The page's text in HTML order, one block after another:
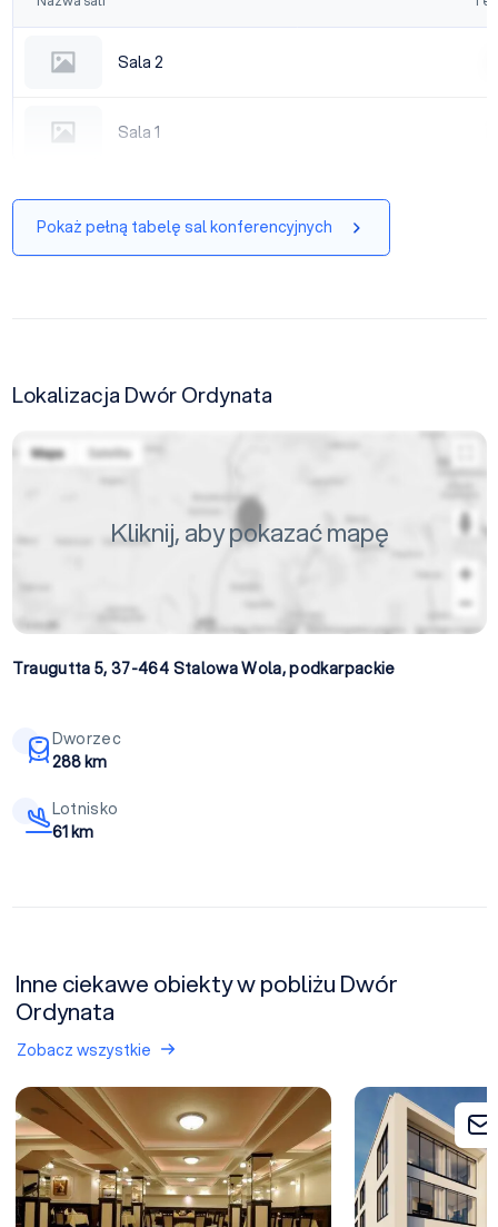
Sala 2
Sala 2
Sala 1
Sala 1
Pokaż pełną tabelę sal konferencyjnych
Lokalizacja Dwór Ordynata
Kliknij, aby pokazać mapę
Traugutta 5, 37-464 Stalowa Wola,podkarpackie
Dworzec
288 km
Lotnisko
61 km
Inne ciekawe obiekty w pobliżu Dwór
Ordynata
Zobacz wszystkie
Restauracja Marcato - OBIEKT ZAMKNIĘTY Prestige Hotel